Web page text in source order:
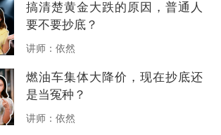
讲师：依然
搞清楚黄金大跌的原因，普通人
要不要抄底？
讲师：依然
燃油车集体大降价，现在抄底还
是当冤种？